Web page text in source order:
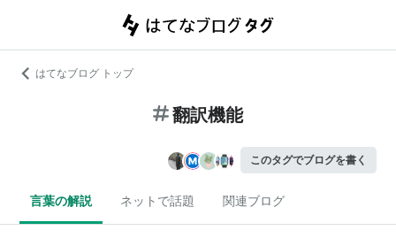
はてなブログ トップ
翻訳機能
このタグでブログを書く
言葉の解説 ネットで話題 関連ブログ